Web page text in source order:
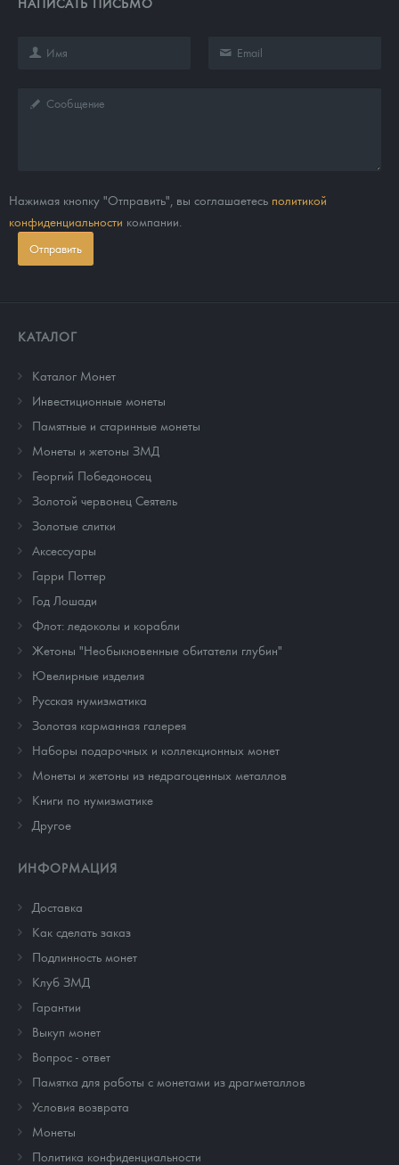
Нажимая кнопку "Отправить", вы соглашаетесь политикой
конфиденциальности компании.
Отправить
КАТАЛОГ
Каталог Монет
Инвестиционные монеты
Памятные и старинные монеты
Монеты и жетоны ЗМД
Георгий Победоносец
Золотой червонец Сеятель
Золотые слитки
Аксессуары
Гарри Поттер
Год Лошади
Флот: ледоколы и корабли
Жетоны "Необыкновенные обитатели глубин"
Ювелирные изделия
Русская нумизматика
Золотая карманная галерея
Наборы подарочных и коллекционных монет
Монеты и жетоны из недрагоценных металлов
Книги по нумизматике
Другое
ИНФОРМАЦИЯ
Доставка
Как сделать заказ
Подлинность монет
Клуб ЗМД
Гарантии
Выкуп монет
Вопрос - ответ
Памятка для работы с монетами из драгметаллов
Условия возврата
Монеты
Политика конфиденциальности